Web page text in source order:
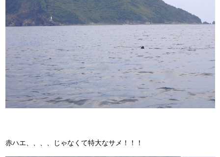
赤ハエ、、、、じゃなくて特大なサメ！！！